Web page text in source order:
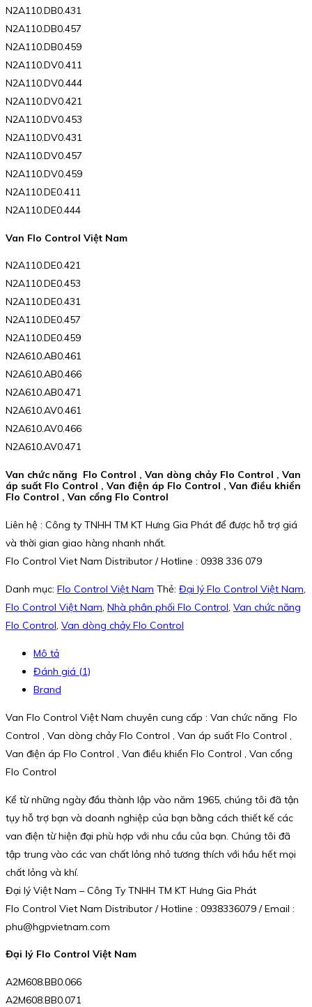
N2A110.DB0.431
N2A110.DB0.457
N2A110.DB0.459
N2A110.DV0.411
N2A110.DV0.444
N2A110.DV0.421
N2A110.DV0.453
N2A110.DV0.431
N2A110.DV0.457
N2A110.DV0.459
N2A110.DE0.411
N2A110.DE0.444
Van Flo Control Việt Nam
N2A110.DE0.421
N2A110.DE0.453
N2A110.DE0.431
N2A110.DE0.457
N2A110.DE0.459
N2A610.AB0.461
N2A610.AB0.466
N2A610.AB0.471
N2A610.AV0.461
N2A610.AV0.466
N2A610.AV0.471
Van chức năng Flo Control , Van dòng chảy Flo Control , Van
áp suất Flo Control , Van điện áp Flo Control , Van điều khiển
Flo Control , Van cổng Flo Control
Liên hệ : Công ty TNHH TM KT Hưng Gia Phát để được hỗ trợ giá
và thời gian giao hàng nhanh nhất.
Flo Control Viet Nam Distributor / Hotline : 0938 336 079
Danh mục: Flo Control Việt Nam Thẻ: Đại lý Flo Control Việt Nam
Flo Control Việt Nam Nhà phân phối Flo Control Van chức năng
Flo Control Van dòng chảy Flo Control
Mô tả
Đánh giá (1)
Brand
Van Flo Control Việt Nam chuyên cung cấp : Van chức năng Flo
Control , Van dòng chảy Flo Control , Van áp suất Flo Control ,
Van điện áp Flo Control , Van điều khiển Flo Control , Van cổng
Flo Control
Kể từ những ngày đầu thành lập vào năm 1965, chúng tôi đã tận
tụy hỗ trợ bạn và doanh nghiệp của bạn bằng cách thiết kế các
van điện từ hiện đại phù hợp với nhu cầu của bạn. Chúng tôi đã
tập trung vào các van chất lỏng nhỏ tương thích với hầu hết mọi
chất lỏng và khí.
Đại lý Việt Nam – Công Ty TNHH TM KT Hưng Gia Phát
Flo Control Viet Nam Distributor / Hotline : 0938336079 / Email :
phu@hgpvietnam.com
Đại lý Flo Control Việt Nam
A2M608.BB0.066
A2M608.BB0.071